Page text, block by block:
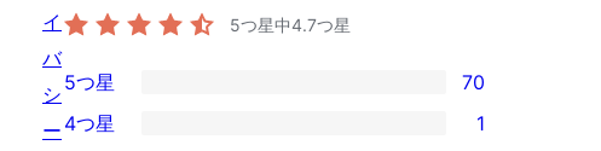
5つ星中4.7つ星
70
5-
5つ星 70
4つ星 1
イ
バ
シ
ー